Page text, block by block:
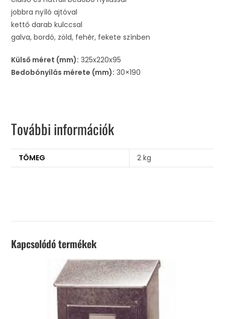
jobbra nyíló ajtóval
kettő darab kulccsal
galva, bordó, zöld, fehér, fekete színben
Külső méret (mm): 325x220x95
Bedobónyílás mérete (mm): 30×190
További információk
TÖMEG 2 kg
Kapcsolódó termékek